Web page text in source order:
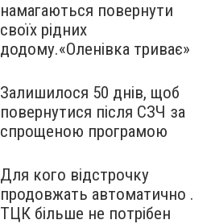
намагаються повернути
своїх рідних
додому.«Оленівка триває»
Залишилося 50 днів, щоб
повернутися після СЗЧ за
спрощеною програмою
Для кого відстрочку
продовжать автоматично .
ТЦК більше не потрібен